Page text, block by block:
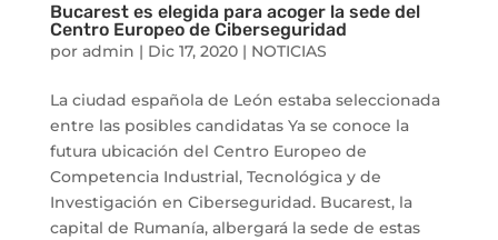
Bucarest es elegida para acoger la sede del
Centro Europeo de Ciberseguridad
por admin | Dic 17, 2020| NOTICIAS
La ciudad española de León estaba seleccionada
entre las posibles candidatas Ya se conoce la
futura ubicación del Centro Europeo de
Competencia Industrial, Tecnológica y de
Investigación en Ciberseguridad. Bucarest, la
capital de Rumanía, albergará la sede de estas